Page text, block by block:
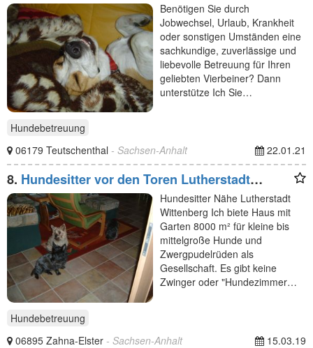
Benötigen Sie durch
Jobwechsel, Urlaub, Krankheit
oder sonstigen Umständen eine
sachkundige, zuverlässige und
liebevolle Betreuung für Ihren
geliebten Vierbeiner? Dann
unterstütze Ich Sie…
Hundebetreuung
06179 Teutschenthal - Sachsen-Anhalt 22.01.21
8. Hundesitter vor den Toren Lutherstadt
Wittenberg
Hundesitter Nähe Lutherstadt
Wittenberg Ich biete Haus mit
Garten 8000 m² für kleine bis
mittelgroße Hunde und
Zwergpudelrüden als
Gesellschaft. Es gibt keine
Zwinger oder "Hundezimmer…
Hundebetreuung
06895 Zahna-Elster - Sachsen-Anhalt 15.03.19